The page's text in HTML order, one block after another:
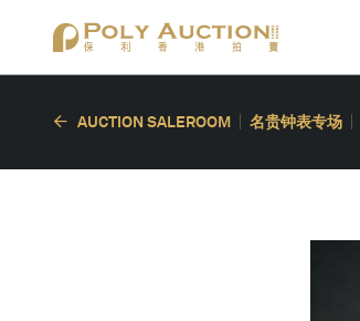
AUCTION SALEROOM 名贵钟表专场